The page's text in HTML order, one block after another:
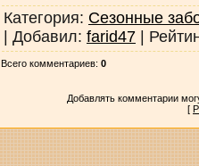
Категория: Сезонные
| Добавил: farid47|
Всего комментариев: 0
Добавлять комментарии
[